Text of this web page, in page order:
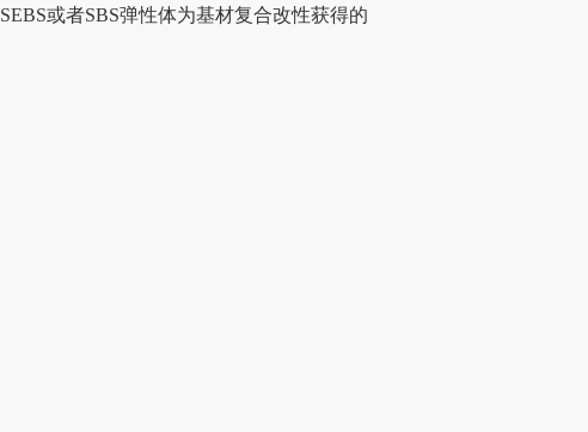
SEBS或者SBS弹性体为基材复合改性获得的